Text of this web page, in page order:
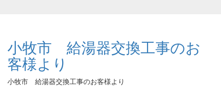
小牧市 給湯器交換工事のお
客様より
小牧市 給湯器交換工事のお客様より